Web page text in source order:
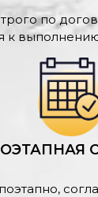
по
к